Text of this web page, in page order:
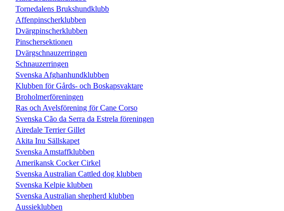
Tornedalens Brukshundklubb
Affenpinscherklubben
Dvärgpinscherklubben
Pinschersektionen
Dvärgschnauzerringen
Schnauzerringen
Svenska Afghanhundklubben
Klubben för Gårds- och Boskapsvaktare
Broholmerföreningen
Ras och Avelsförening för Cane Corso
Svenska Cão da Serra da Estrela föreningen
Airedale Terrier Gillet
Akita Inu Sällskapet
Svenska Amstaffklubben
Amerikansk Cocker Cirkel
Svenska Australian Cattled dog klubben
Svenska Kelpie klubben
Svenska Australian shepherd klubben
Aussieklubben